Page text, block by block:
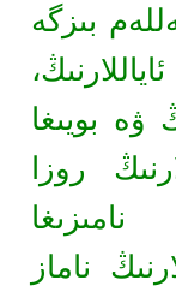
بىزگە
ۋە بويىغا
روزا
ناماز